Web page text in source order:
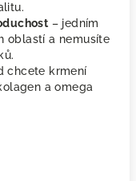
– jedním
oblastí a nemusíte
chcete krmení
a omega